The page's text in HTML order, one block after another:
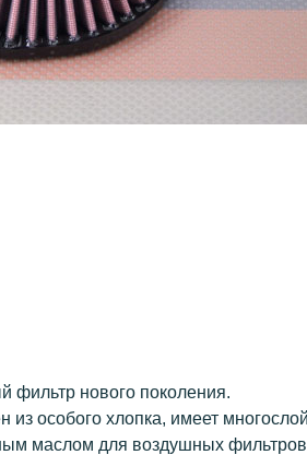
фильтр нового поколения.
особого хлопка, имеет
маслом для воздушных